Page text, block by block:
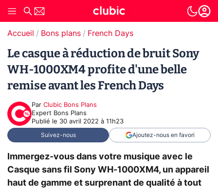
Accueil Bons plans French Days
Le casque à réduction de bruit Sony
WH-1000XM4 profite d'une belle
remise avant les French Days
Par Clubic Bons Plans
Expert Bons Plans
Publié le 30 avril 2022 à 11h23
Suivez-nous Ajoutez-nous en favori
Immergez-vous dans votre musique avec le
Casque sans fil Sony WH-1000XM4, un appareil
haut de gamme et surprenant de qualité à tout